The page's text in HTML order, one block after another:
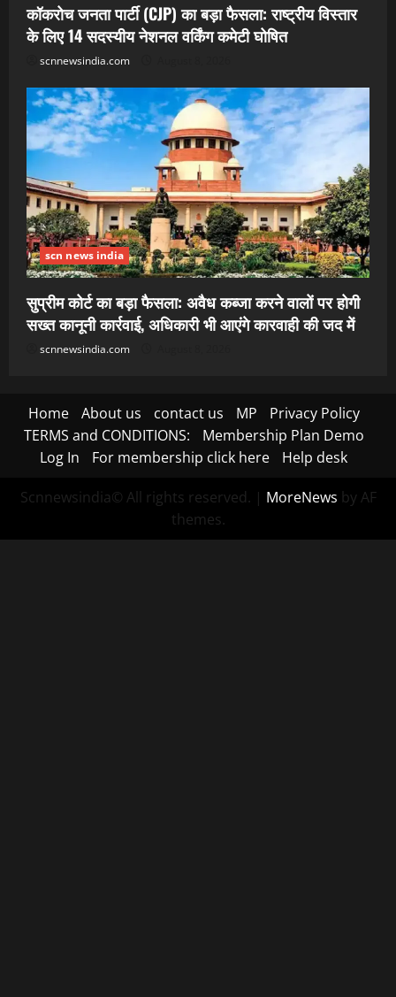
कॉकरोच जनता पार्टी (CJP) का बड़ा फैसला: राष्ट्रीय विस्तार
के लिए 14 सदस्यीय नेशनल वर्किंग कमेटी घोषित
scnnewsindia.com
scn news india
सुप्रीम कोर्ट का बड़ा फैसला: अवैध कब्जा करने वालों पर होगी
सख्त कानूनी कार्रवाई, अधिकारी भी आएंगे कारवाही की जद में
scnnewsindia.com
Home About us contact us MP
Privacy Policy
TERMS and CONDITIONS:
Membership Plan Demo
Log In
For membership click here Help desk
Scnnewsindia© All rights reserved. | MoreNews by AF
themes.